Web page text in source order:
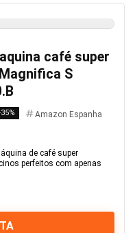
café super
S
Amazon Espanha
de café super
perfeitos com apenas